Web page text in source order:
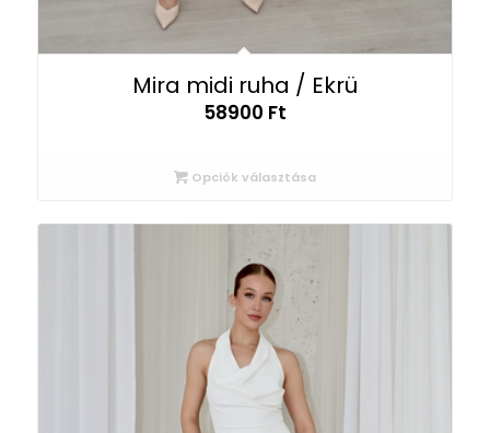
Mira midi ruha / Ekrü
58900 Ft
Opciók választása